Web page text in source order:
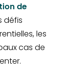
de
défis
les
cas de